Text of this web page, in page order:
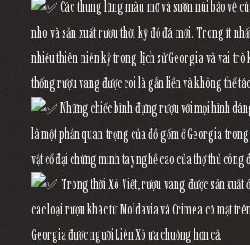
Các thung lũng màu mỡ và sườn núi bảo vệ
nho và sản xuất rượu thời kỳ đồ đá mới. Trong ít
nhiều thiên niên kỷ trong lịch sử Georgia và vai trò
thống rượu vang được coi là gắn liền và không thể
Những chiếc bình đựng rượu với mọi hình
là một phần quan trọng của đồ gốm ở Georgia
vật cổ đại chứng minh tay nghề cao của thợ thủ công
Trong thời Xô Viết, rượu vang được sản xuất
các loại rượu khác từ Moldavia và Crimea có mặt
Georgia được người Liên Xô ưa chuộng hơn cả.